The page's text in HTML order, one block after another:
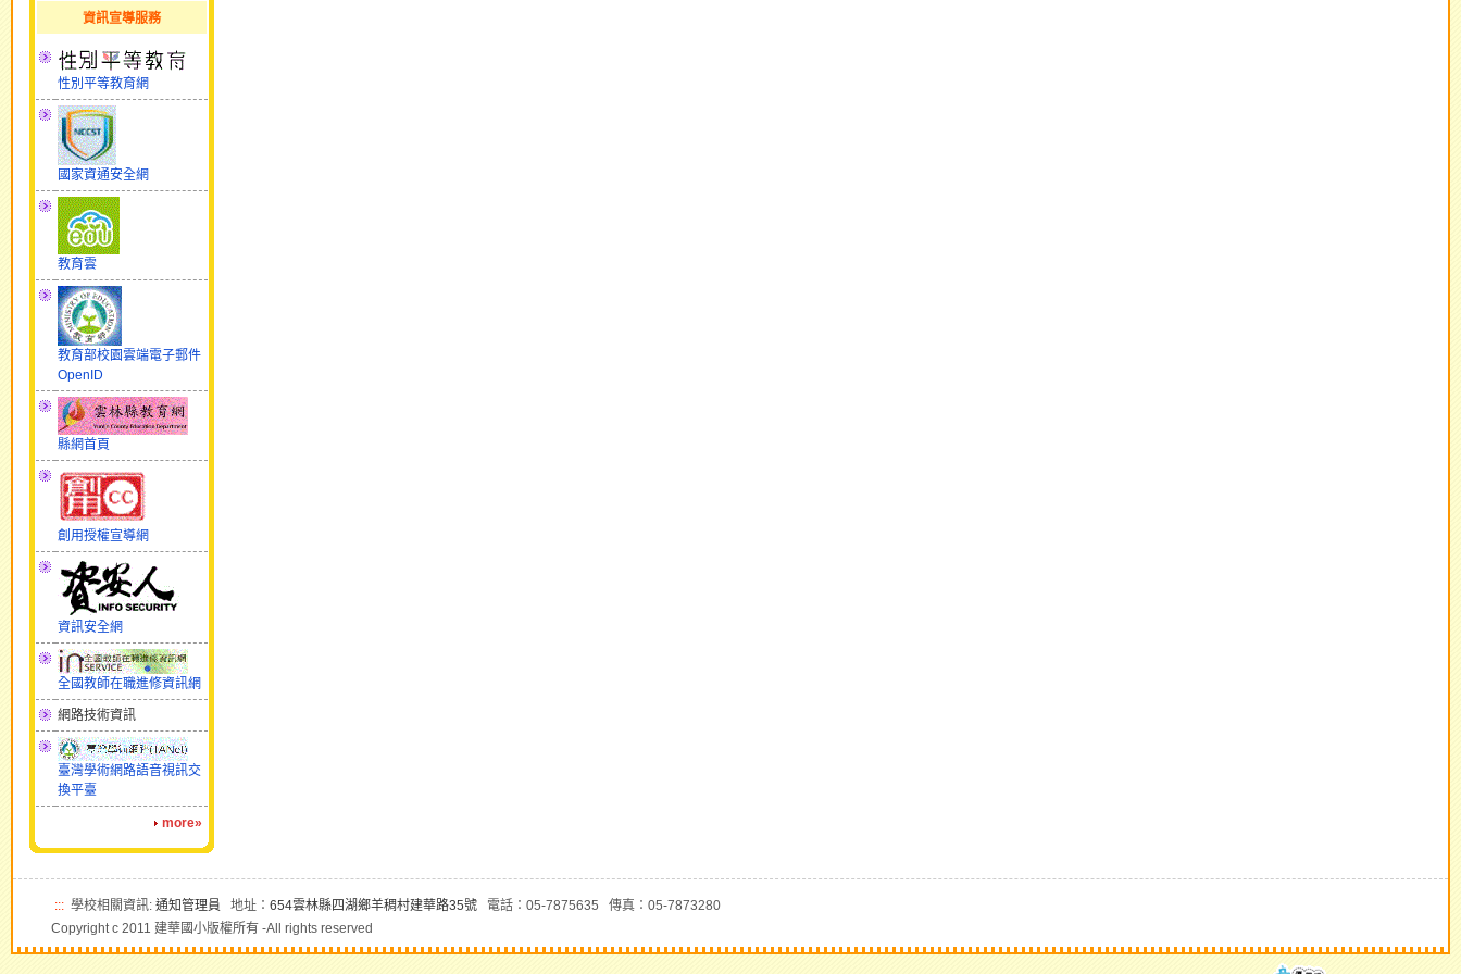
資訊宣導服務
性別平等教育網
國家資通安全網
教育雲
教育部校園雲端電子郵件
OpenID
縣網首頁
創用授權宣導網
資訊安全網
全國教師在職進修資訊網
網路技術資訊
臺灣學術網路語音視訊交
換平臺
more»
::: 學校相關資訊: 通知管理員 地址： 654雲林縣四湖鄉羊稠村建華路35號 電話：05-7875635 傳真：05-7873280
Copyright c 2011 建華國小版權所有 -All rights reserved